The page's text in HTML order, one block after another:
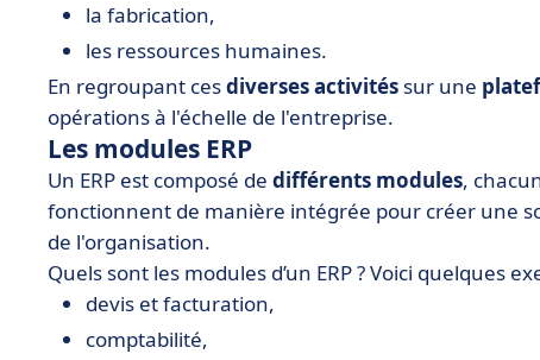
la fabrication,
les ressources humaines.
En regroupant cesdiverses activités sur une
opérations à l'échelle de l'entreprise.
Les modules ERP
Un ERP est composé de différents modules,
fonctionnent de manière intégrée pour créer une
de l'organisation.
Quels sont les modules d’un ERP ? Voici quelques
devis et facturation,
comptabilité,